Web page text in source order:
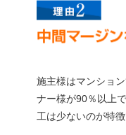
施主様はマンショ
ナー様が90％以上
工は少ないのが特徴